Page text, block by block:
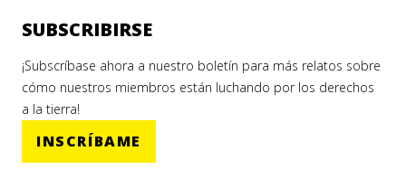
SUBSCRIBIRSE
¡Subscríbase ahora a nuestro boletín para más relatos sobre
cómo nuestros miembros están luchando por los derechos
a la tierra!
INSCRÍBAME